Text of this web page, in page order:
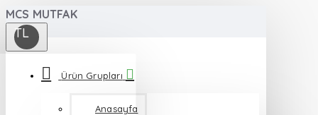
MCS MUTFAK
TL
Ürün Grupları
Anasayfa